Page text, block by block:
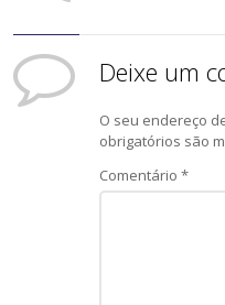
Deixe um
O seu endereço
obrigatórios são
Comentário*